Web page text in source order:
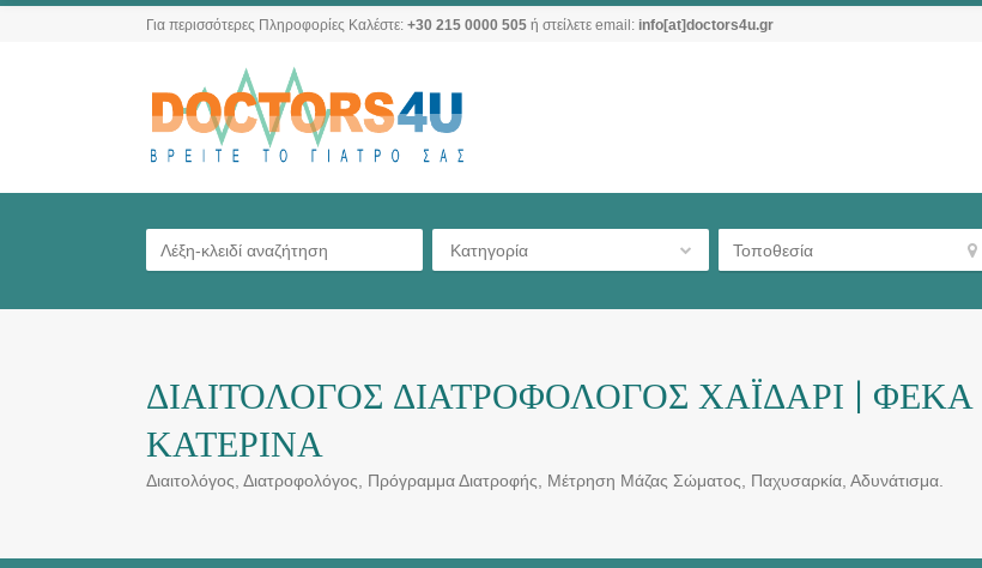
Για περισσότερες Πληροφορίες Καλέστε: +30 215 0000 505 ή στείλετε email: info[at]doctors4u.gr
Κατηγορία
ΔΙΑΙΤΟΛΟΓΟΣ ΔΙΑΤΡΟΦΟΛΟΓΟΣ ΧΑΪΔΑΡΙ | ΦΕΚΑ
ΚΑΤΕΡΙΝΑ
Διαιτολόγος, Διατροφολόγος, Πρόγραμμα Διατροφής, Μέτρηση Μάζας Σώματος, Παχυσαρκία, Αδυνάτισμα.